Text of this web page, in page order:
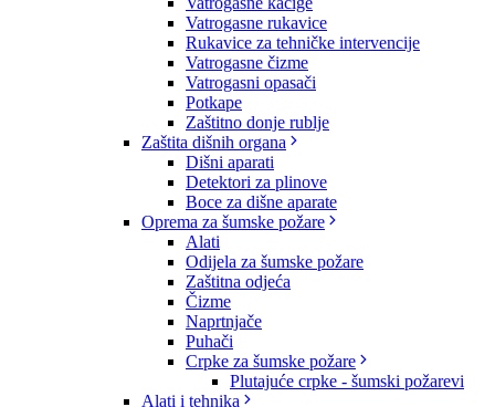
Vatrogasne rukavice
Rukavice za tehničke intervencije
Vatrogasne čizme
Vatrogasni opasači
Potkape
Zaštitno donje rublje
Zaštita dišnih organa
Dišni aparati
Detektori za plinove
Boce za dišne aparate
Oprema za šumske požare
Alati
Odijela za šumske požare
Zaštitna odjeća
Čizme
Naprtnjače
Puhači
Crpke za šumske požare
Plutajuće crpke - šumski požarevi
Alati i tehnika